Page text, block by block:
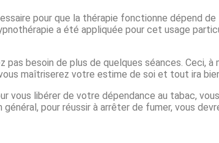
pour que la thérapie fonctionne dépend
a été appliquée pour cet usage
pas besoin de plus de quelques séances. Ceci,
maîtriserez votre estime de soi et tout ira
libérer de votre dépendance au tabac,
pour réussir à arrêter de fumer, vous